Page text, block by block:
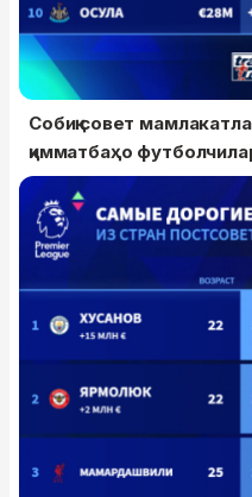
Собиқ совет
қимматбаҳо